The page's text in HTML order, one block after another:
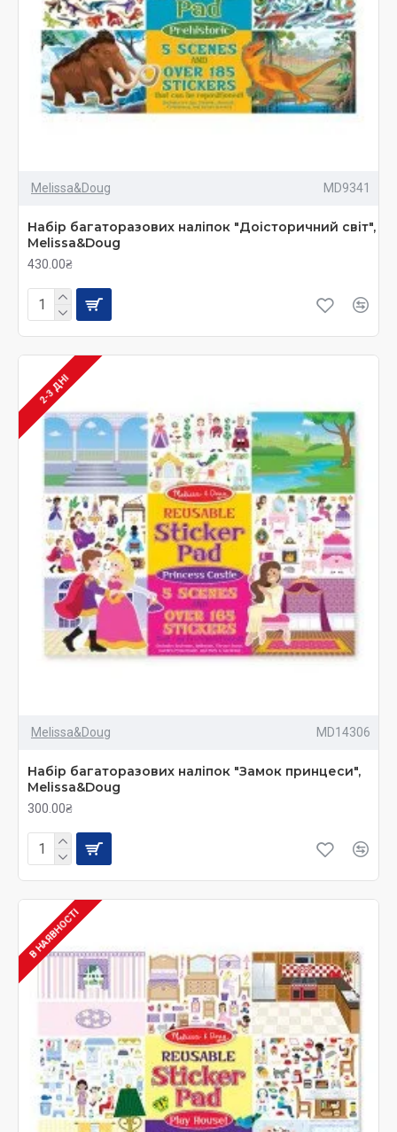
Melissa&Doug MD9341
Набір багаторазових наліпок "Доісторичний світ",
Melissa&Doug
430.00₴
2-3 ДНІ
Melissa&Doug MD14306
Набір багаторазових наліпок "Замок принцеси",
Melissa&Doug
300.00₴
В НАЯВНОСТІ